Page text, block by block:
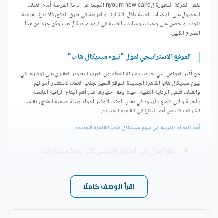
تغفل الشركة المطورة لnyoum new cairo التجمع عن إتاحة الفرصة أمام العملاء
للحصول على الوحدات الطبية بأقل التكاليف والمرونة في طرق الدفع، فلا تدع الفرصة
تفوتك واحصل على وحدتك وعيادتك الطبية في نيوم ميديكال هب وكن جزء من هذا
الصرح الكبير.
الموقع الاستراتيجي لمول "نيوم ميديكال هاب"
من أكثر العوامل التي حرصت شركة المطورون العرب للتطوير العقاري على توفيرها في
نيوم ميديكال هاب القاهرة الجديدة الموقع المميز لجذب العملاء لاستثمار أموالهم
والعملاء لتلقي الرعاية الطبية، حيث وقع اختيارها على أهم البقاع الراقية النابضة
بالحياة والتي تتمتع بالهدوء في نفس الوقت لتوفير أجواء وبيئة صحية للعلاج، فقامت
الشركة باقتناص أهم البقاع في القاهرة الجديدة.
أهم المعالم القريبة من نيوم ميديكال هاب القاهرة الجديدة:
يقع المول على الطريق الرئيسي الذي يربط مدنية نصر
يمكن الوصول إلى نيوم ميديكال هاب القاهرة الجديدة عبر
اقرأ الوصف كاملًا